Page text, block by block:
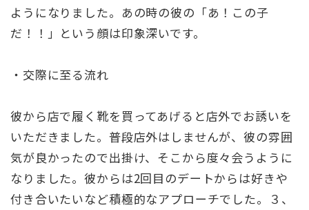
ようになりました。あの時の彼の「あ！この子
だ！！」という顔は印象深いです。
・交際に至る流れ
彼から店で履く靴を買ってあげると店外でお誘いを
いただきました。普段店外はしませんが、彼の雰囲
気が良かったので出掛け、そこから度々会うように
なりました。彼からは2回目のデートからは好きや
付き合いたいなど積極的なアプローチでした。３、